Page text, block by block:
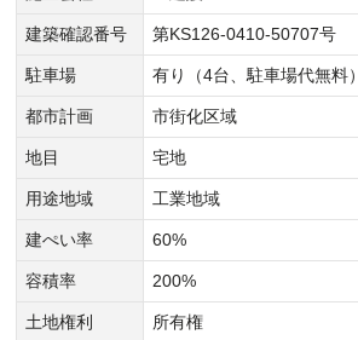
建築確認番号 第KS126-0410-50707号
駐車場 有り（4台、駐車場代無料）
都市計画 市街化区域
地目 宅地
用途地域 工業地域
建ぺい率 60%
容積率 200%
土地権利 所有権